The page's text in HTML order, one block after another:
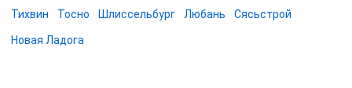
Тихвин Тосно Шлиссельбург Любань Сясьстрой
Новая Ладога